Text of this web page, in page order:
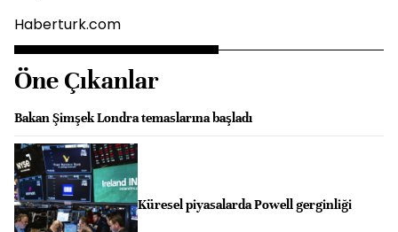
Haberturk.com
Öne Çıkanlar
Bakan Şimşek Londra temaslarına başladı
Küresel piyasalarda Powell gerginliği